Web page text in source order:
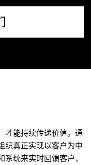
才能持续传递价值。通
织真正实现以客户为中
统来实时回馈客户，